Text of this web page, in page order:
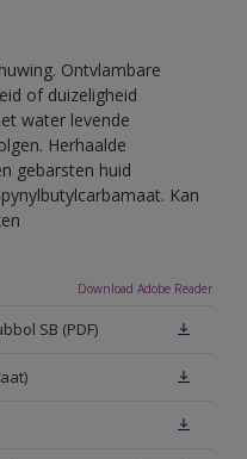
Ontvlambare
of duizeligheid
water levende
Herhaalde
gebarsten huid
Kan
Download Adobe Reader
SB (PDF)